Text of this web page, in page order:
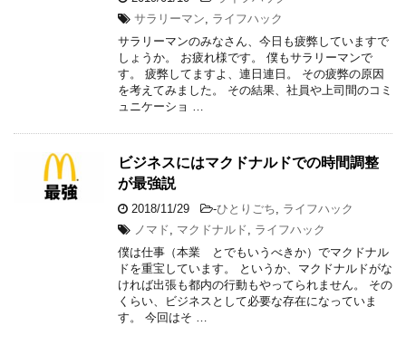
サラリーマン
ライフハック
サラリーマンのみなさん、今日も疲弊していますで
しょうか。 お疲れ様です。 僕もサラリーマンで
す。 疲弊してますよ、連日連日。 その疲弊の原因
を考えてみました。 その結果、社員や上司間のコミ
ュニケーショ …
ビジネスにはマクドナルドでの時間調整
が最強説
2018/11/29 -ひとりごち
ライフハック
ノマド
マクドナルド
ライフハック
僕は仕事（本業 とでもいうべきか）でマクドナル
ドを重宝しています。 というか、マクドナルドがな
ければ出張も都内の行動もやってられません。 その
くらい、ビジネスとして必要な存在になっていま
す。 今回はそ …